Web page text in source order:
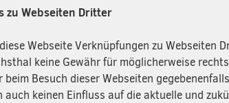
zu Webseiten Dritter
Webseite Verknüpfungen zu
keine Gewähr für möglicherweise
beim Besuch dieser Webseiten
auch keinen Einfluss auf die aktuelle und